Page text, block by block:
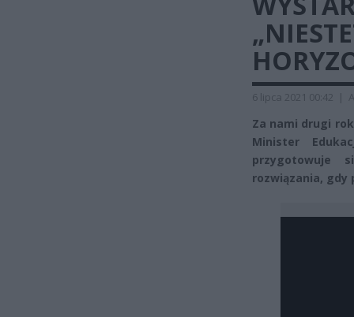
6 lipca 2021 00:42 |
Za nami drugi
Minister
przygotowuje
rozwiązania, gdy